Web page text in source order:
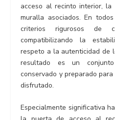
acceso al recinto interior,
muralla asociados. En
criterios rigurosos de
compatibilizando la
respeto a la autenticidad de
resultado es un
conservado y preparado
disfrutado.
Especialmente significativa